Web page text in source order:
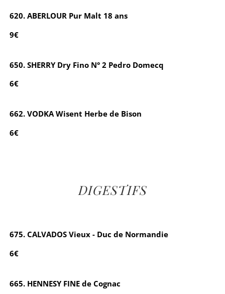
620. ABERLOUR Pur Malt 18 ans
9€
650. SHERRY Dry Fino N° 2 Pedro Domecq
6€
662. VODKA Wisent Herbe de Bison
6€
DIGESTIFS
675. CALVADOS Vieux - Duc de Normandie
6€
665. HENNESY FINE de Cognac